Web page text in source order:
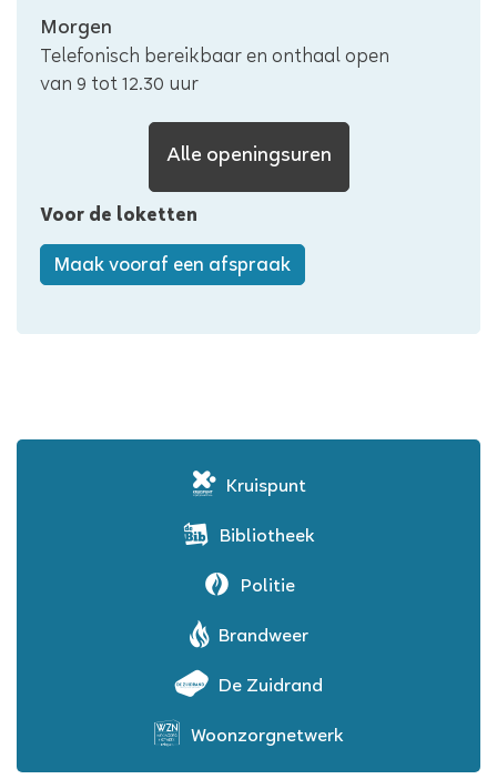
Morgen
Telefonisch bereikbaar en onthaal open
van 9 tot12.30 uur
Alle openingsurenLokaal
bestuur
Voor de loketten
Maak vooraf een afspraak
Kruispunt
Bibliotheek
Politie
Brandweer
De Zuidrand
Woonzorgnetwerk